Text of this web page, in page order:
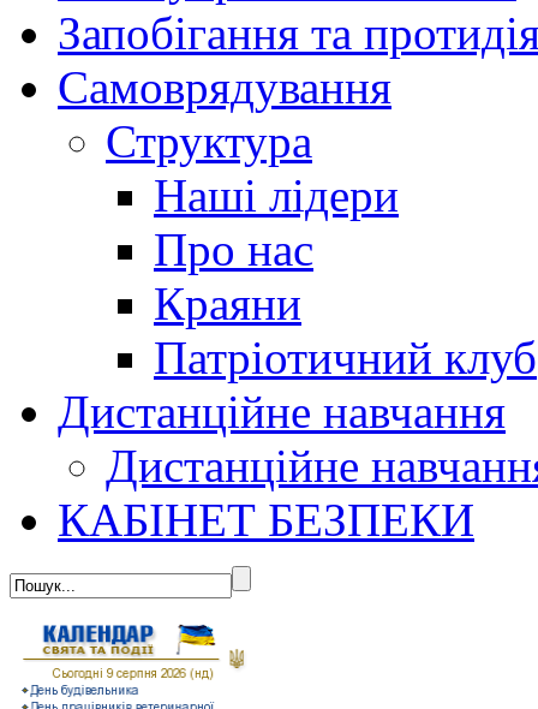
Запобігання та
Cамоврядування
Структура
Наші лідери
Про нас
Краяни
Патріотичний клуб
Дистанційне навчання
Дистанційне
КАБІНЕТ БЕЗПЕКИ